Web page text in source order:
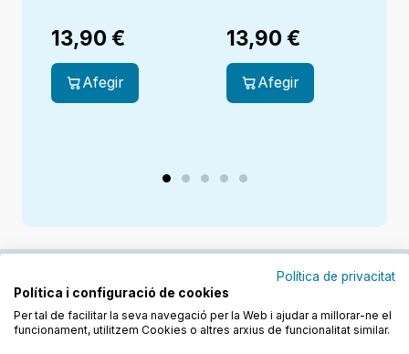
13,90 €
Afegir
13,90 €
Afegir
Política de privacitat
Política i configuració de cookies
Per tal de facilitar la seva navegació per la Web i ajudar a millorar-ne el
funcionament, utilitzem Cookies o altres arxius de funcionalitat similar.